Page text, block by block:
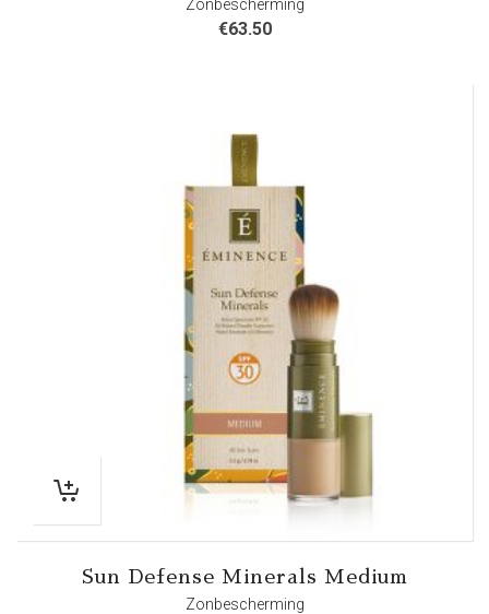
Zonbescherming
€63.50
Sun Defense Minerals Medium
Zonbescherming